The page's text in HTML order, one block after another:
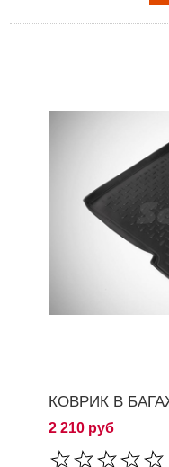
КОВРИК В
2 210 руб